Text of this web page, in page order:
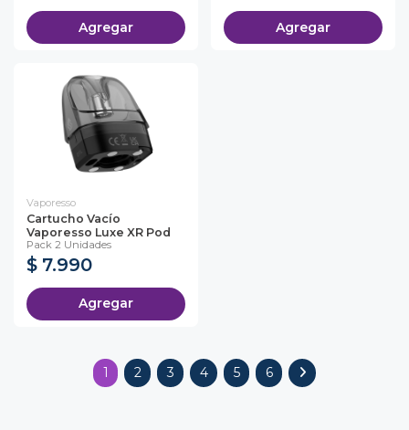
Agregar Agregar
Vaporesso
Cartucho Vacío
Vaporesso Luxe XR Pod
Pack 2 Unidades
$ 7.990
Agregar
1 2 3 4 5 6